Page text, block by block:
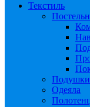
Текстиль
Подушки
Одеяла